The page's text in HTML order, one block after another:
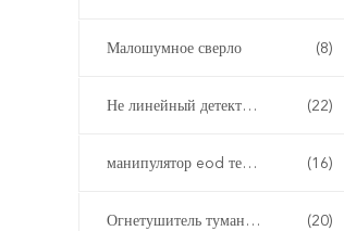
Малошумное сверло (8)
Не линейный детектор соединения (22)
манипулятор eod телескопичный (16)
Огнетушитель тумана воды (20)